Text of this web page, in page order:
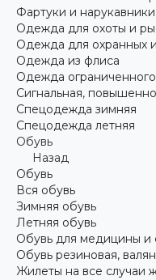
Фартуки и нарукавники
Одежда для охоты и
Одежда для охранных
Одежда из флиса
Одежда
Сигнальная,
Спецодежда зимняя
Спецодежда летняя
Обувь
Назад
Обувь
Вся обувь
Зимняя обувь
Летняя обувь
Обувь для медицины и
Обувь резиновая,
Жилеты на все случаи